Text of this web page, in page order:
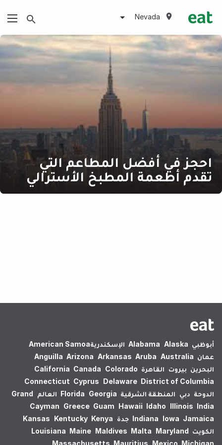
Nevada
احجز في أفضل المطاعم التي
تقدم أطعمة المطبخ الأسترالي
أبوظبي Alabama Alaska الإسكندرية‎American Samoa
عمان
Anguilla Arizona Arkansas Aruba Australia
البحرين بيروت القاهرة California Canada Colorado
Connecticut Cyprus Delaware District of Columbia
الدوحة دبي المنطقة الشرقية Florida Georgia العالم
Grand
Cayman Greece Guam Hawaii Idaho Illinois India
Indiana Iowa Jamaica جدة Kansas Kentucky Kenya
الكويت
Louisiana Maine Maldives Malta Maryland